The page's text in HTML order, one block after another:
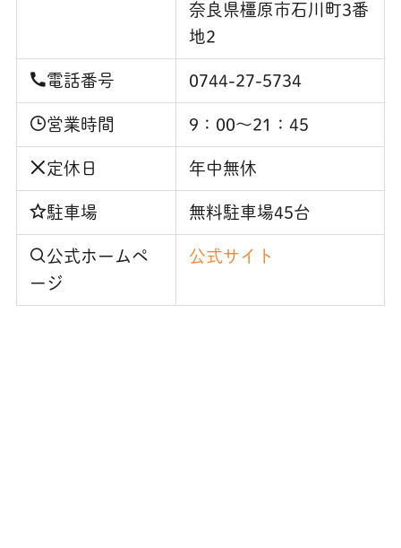
奈良県橿原市石川町3番
地2
電話番号 0744-27-5734
営業時間 9：00～21：45
定休日 年中無休
駐車場 無料駐車場45台
公式ホームペ
ージ
公式サイト